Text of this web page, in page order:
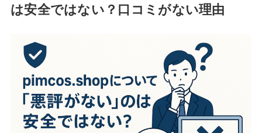
は安全ではない？口コミがない理由